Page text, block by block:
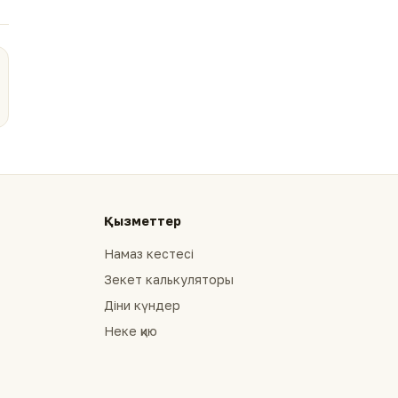
Қызметтер
Намаз кестесі
Зекет калькуляторы
Діни күндер
Неке қию